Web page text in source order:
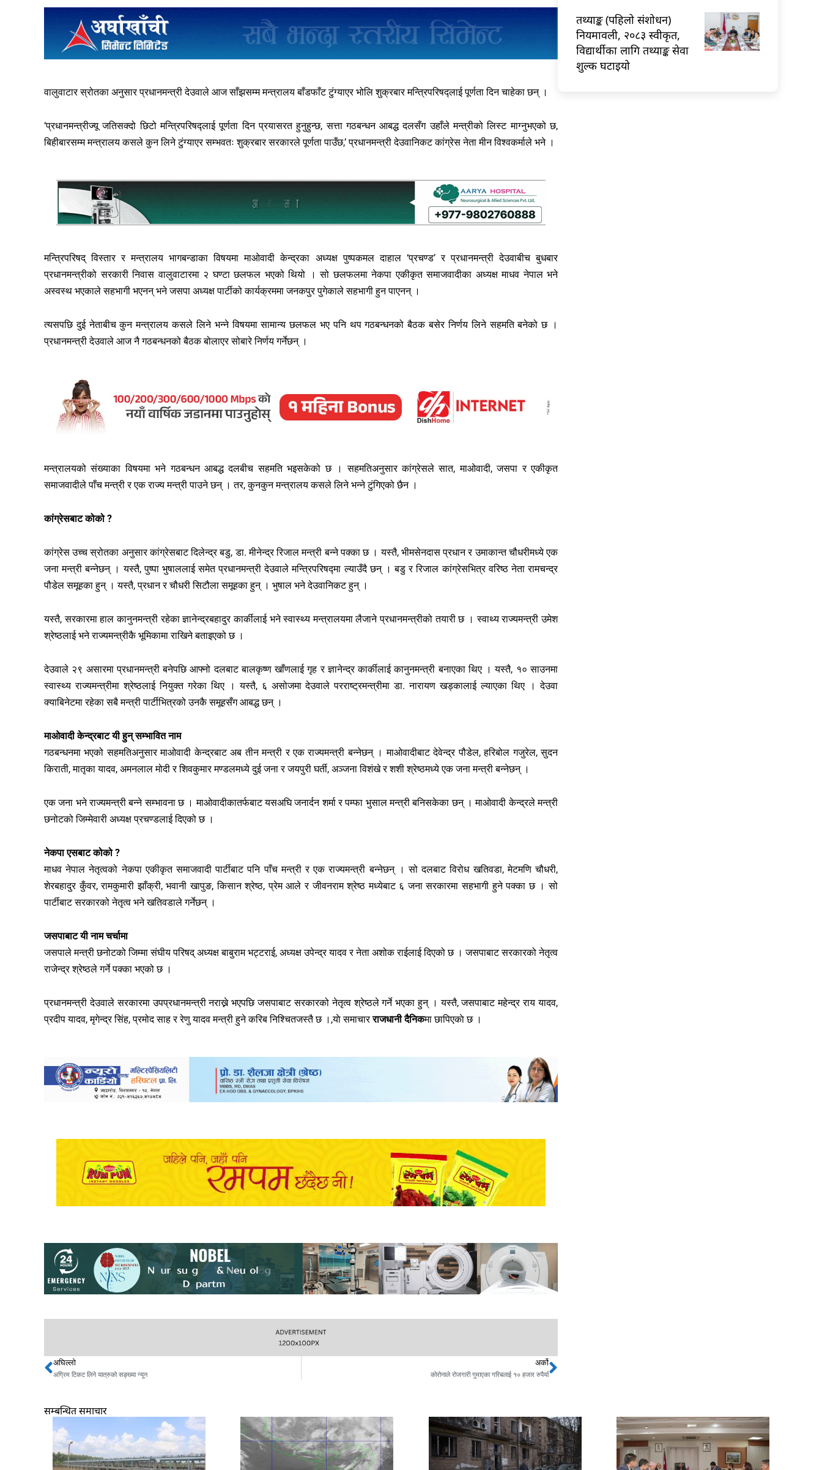
वालुवाटार स्रोतका अनुसार प्रधानमन्त्री देउवाले आज साँझसम्म मन्त्रालय बाँडफाँट टुंग्याएर भोलि शुक्रबार मन्त्रिपरिषद्लाई पूर्णता दिन चाहेका छन् ।
‘प्रधानमन्त्रीज्यू जतिसक्दो छिटो मन्त्रिपरिषद्लाई पूर्णता दिन प्रयासरत हुनुहुन्छ, सत्ता गठबन्धन आबद्ध दलसँग उहाँले मन्त्रीको लिस्ट माग्नुभएको छ,
बिहीबारसम्म मन्त्रालय कसले कुन लिने टुंग्याएर सम्भवतः शुक्रबार सरकारले पूर्णता पाउँछ,’ प्रधानमन्त्री देउवानिकट कांग्रेस नेता मीन विश्वकर्माले भने ।
मन्त्रिपरिषद् विस्तार र मन्त्रालय भागबन्डाका विषयमा माओवादी केन्द्रका अध्यक्ष पुष्पकमल दाहाल ‘प्रचण्ड’ र प्रधानमन्त्री देउवाबीच बुधबार
प्रधानमन्त्रीको सरकारी निवास वालुवाटारमा २ घण्टा छलफल भएको थियो । सो छलफलमा नेकपा एकीकृत समाजवादीका अध्यक्ष माधव नेपाल भने
अस्वस्थ भएकाले सहभागी भएनन् भने जसपा अध्यक्ष पार्टीको कार्यक्रममा जनकपुर पुगेकाले सहभागी हुन पाएनन् ।
त्यसपछि दुई नेताबीच कुन मन्त्रालय कसले लिने भन्ने विषयमा सामान्य छलफल भए पनि थप गठबन्धनको बैठक बसेर निर्णय लिने सहमति बनेको छ ।
प्रधानमन्त्री देउवाले आज नै गठबन्धनको बैठक बोलाएर सोबारे निर्णय गर्नेछन् ।
मन्त्रालयको संख्याका विषयमा भने गठबन्धन आबद्ध दलबीच सहमति भइसकेको छ । सहमतिअनुसार कांग्रेसले सात, माओवादी, जसपा र एकीकृत
समाजवादीले पाँच मन्त्री र एक राज्य मन्त्री पाउने छन् । तर, कुनकुन मन्त्रालय कसले लिने भन्ने टुंगिएको छैन ।
कांग्रेसबाट कोको ?
कांग्रेस उच्च स्रोतका अनुसार कांग्रेसबाट दिलेन्द्र बडु, डा. मीनेन्द्र रिजाल मन्त्री बन्ने पक्का छ । यस्तै, भीमसेनदास प्रधान र उमाकान्त चौधरीमध्ये एक
जना मन्त्री बन्नेछन् । यस्तै, पुष्पा भुषाललाई समेत प्रधानमन्त्री देउवाले मन्त्रिपरिषद्मा ल्याउँदै छन् । बडु र रिजाल कांग्रेसभित्र वरिष्ठ नेता रामचन्द्र
पौडेल समूहका हुन् । यस्तै, प्रधान र चौधरी सिटौला समूहका हुन् । भुषाल भने देउवानिकट हुन् ।
यस्तै, सरकारमा हाल कानुनमन्त्री रहेका ज्ञानेन्द्रबहादुर कार्कीलाई भने स्वास्थ्य मन्त्रालयमा लैजाने प्रधानमन्त्रीको तयारी छ । स्वाथ्य राज्यमन्त्री उमेश
श्रेष्ठलाई भने राज्यमन्त्रीकै भूमिकामा राखिने बताइएको छ ।
देउवाले २९ असारमा प्रधानमन्त्री बनेपछि आफ्नो दलबाट बालकृष्ण खाँणलाई गृह र ज्ञानेन्द्र कार्कीलाई कानुनमन्त्री बनाएका थिए । यस्तै, १० साउनमा
स्वास्थ्य राज्यमन्त्रीमा श्रेष्ठलाई नियुक्त गरेका थिए । यस्तै, ६ असोजमा देउवाले परराष्ट्रमन्त्रीमा डा. नारायण खड्कालाई ल्याएका थिए । देउवा
क्याबिनेटमा रहेका सबै मन्त्री पार्टीभित्रको उनकै समूहसँग आबद्ध छन् ।
माओवादी केन्द्रबाट यी हुन् सम्भावित नाम
गठबन्धनमा भएको सहमतिअनुसार माओवादी केन्द्रबाट अब तीन मन्त्री र एक राज्यमन्त्री बन्नेछन् । माओवादीबाट देवेन्द्र पौडेल, हरिबोल गजुरेल, सुदन
किराती, मातृका यादव, अमनलाल मोदी र शिवकुमार मण्डलमध्ये दुई जना र जयपुरी घर्ती, अञ्जना विशंखे र शशी श्रेष्ठमध्ये एक जना मन्त्री बन्नेछन् ।
एक जना भने राज्यमन्त्री बन्ने सम्भावना छ । माओवादीकातर्फबाट यसअघि जनार्दन शर्मा र पम्फा भुसाल मन्त्री बनिसकेका छन् । माओवादी केन्द्रले मन्त्री
छनोटको जिम्मेवारी अध्यक्ष प्रचण्डलाई दिएको छ ।
नेकपा एसबाट कोको ?
माधव नेपाल नेतृत्वको नेकपा एकीकृत समाजवादी पार्टीबाट पनि पाँच मन्त्री र एक राज्यमन्त्री बन्नेछन् । सो दलबाट विरोध खतिवडा, मेटमणि चौधरी,
शेरबहादुर कुँवर, रामकुमारी झाँक्री, भवानी खापुङ, किसान श्रेष्ठ, प्रेम आले र जीवनराम श्रेष्ठ मध्येबाट ६ जना सरकारमा सहभागी हुने पक्का छ । सो
पार्टीबाट सरकारको नेतृत्व भने खतिवडाले गर्नेछन् ।
जसपाबाट यी नाम चर्चामा
जसपाले मन्त्री छनोटको जिम्मा संघीय परिषद् अध्यक्ष बाबुराम भट्टराई, अध्यक्ष उपेन्द्र यादव र नेता अशोक राईलाई दिएको छ । जसपाबाट सरकारको नेतृत्व
राजेन्द्र श्रेष्ठले गर्ने पक्का भएको छ ।
प्रधानमन्त्री देउवाले सरकारमा उपप्रधानमन्त्री नराख्ने भएपछि जसपाबाट सरकारको नेतृत्व श्रेष्ठले गर्ने भएका हुन् । यस्तै, जसपाबाट महेन्द्र राय यादव,
प्रदीप यादव, मृगेन्द्र सिंह, प्रमोद साह र रेणु यादव मन्त्री हुने करिब निश्चितजस्तै छ ।,याे समाचारराजधानी दैनिकमा छापिएकाे छ ।
Prev
अघिल्लो
अग्रिम टिकट लिने यात्रुको सङ्ख्या न्यून
अर्को
कोरोनाले रोजगारी गुमाएका गरिबलाई १० हजार रुपैयाँNext
तथ्याङ्क (पहिलो संशोधन)
नियमावली, २०८३ स्वीकृत,
विद्यार्थीका लागि तथ्याङ्क सेवा
शुल्क घटाइयो
सम्बन्धित समाचार